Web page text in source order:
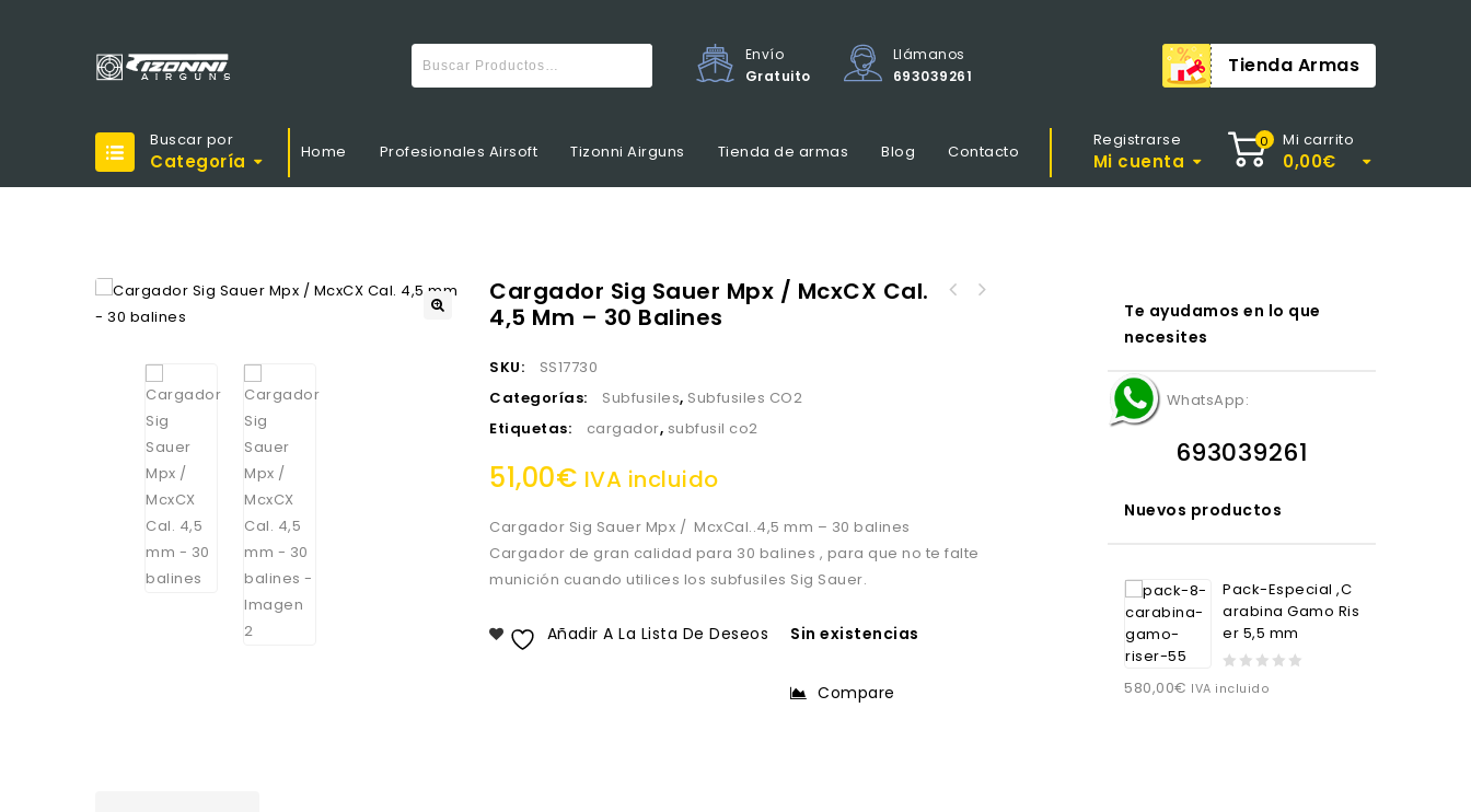
Envío
Gratuito
Llámanos
693039261
Tienda Armas
Buscar por
Categoría Home Profesionales Airsoft Tizonni Airguns Tienda de armas Blog Contacto
Registrarse
Mi cuenta
0 Mi carrito
0,00€
Cargador Sig Sauer Mpx / McxCX Cal.
4,5 Mm – 30 Balines
SKU:
SS17730
Categorías:
Subfusiles, Subfusiles CO2
Etiquetas:
cargador, subfusil co2
51,00€ IVA incluido
Cargador Sig Sauer Mpx / McxCal..4,5 mm – 30 balines
Cargador de gran calidad para 30 balines , para que no te falte
munición cuando utilices los subfusiles Sig Sauer.
Sin existencias
Añadir A La Lista De Deseos
Compare
Te ayudamos en lo que
necesites
WhatsApp:
693039261
Nuevos productos
Pack-Especial ,C
arabina Gamo Ris
er 5,5 mm
580,00€ IVA incluido